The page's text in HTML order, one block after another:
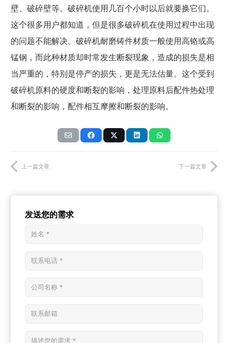
壁、破碎壁等。破碎机使用几百个小时以后就要换它们。
这个很多用户都知道，但是很多破碎机在使用过程中出现
的问题不能解决。破碎机耐磨铸件材质一般使用高铬或高
锰钢，而此种材质却时常发生断裂现象，造成的损失是相
当严重的，特别是停产的损失，更是无法估量。这个受到
破碎机原料的硬度和断裂的影响，处理原料后配件热处理
和断裂的影响，配件相互摩擦和断裂的影响。
上一篇文章 下一篇文章
发送您的需求